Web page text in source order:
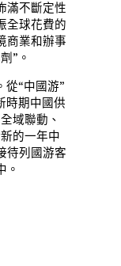
滿不斷定性
全球花費的
商業和辦事
”。
從“中國游”
時期中國供
域聯動、
的一年中
待列國游客
。